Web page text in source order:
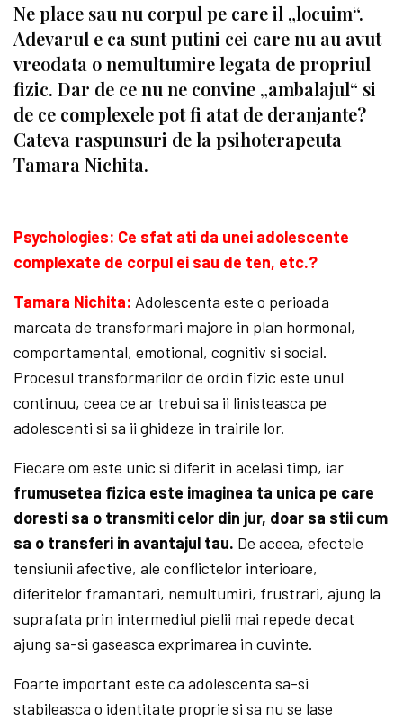
Ne place sau nu corpul pe care il „locuim“.
Adevarul e ca sunt putini cei care nu au avut
vreodata o nemultu­mire legata de propriul
fizic. Dar de ce nu ne convine „ambalajul“ si
de ce complexele pot fi atat de deranjante?
Cateva raspunsuri de la psihoterapeuta
Tamara Nichita.
Psychologies: Ce sfat ati da unei adolescente
complexate de corpul ei sau de ten, etc.?
Tamara Nichita: Adolescenta este o perioada
marcata de transformari majore in plan hormonal,
comportamental, emotional, cognitiv si social.
Procesul transformarilor de ordin fizic este unul
continuu, ceea ce ar trebui sa ii linisteasca pe
adolescenti si sa ii ghideze in trairile lor.
Fiecare om este unic si diferit in acelasi timp, iar
frumusetea fizica este imaginea ta unica pe care
doresti sa o transmiti celor din jur, doar sa stii cum
sa o transferi in avantajul tau. De aceea, efectele
tensiunii afective, ale conflictelor interioare,
diferitelor framantari, nemultumiri, frustrari, ajung la
suprafata prin intermediul pielii mai repede decat
ajung sa-si gaseasca exprimarea in cuvinte.
Foarte important este ca adolescenta sa-si
stabileasca o identitate proprie si sa nu se lase